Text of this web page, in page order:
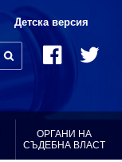
Детска версия
ОРГАНИ НА
СЪДЕБНА ВЛАСТ